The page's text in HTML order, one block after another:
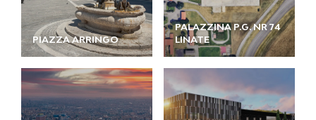
PIAZZA ARRINGO
PALAZZINA P.G. NR 74
LINATE